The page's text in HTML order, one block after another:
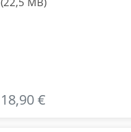
18,90 €